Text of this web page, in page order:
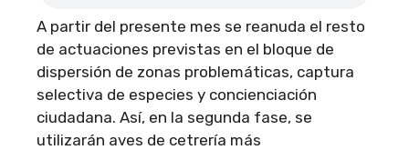
A partir del presente mes se reanuda el resto
de actuaciones previstas en el bloque de
dispersión de zonas problemáticas, captura
selectiva de especies y concienciación
ciudadana. Así, en la segunda fase, se
utilizarán aves de cetrería más